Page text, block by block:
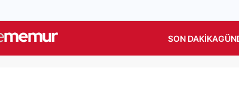
SON DAKIKA